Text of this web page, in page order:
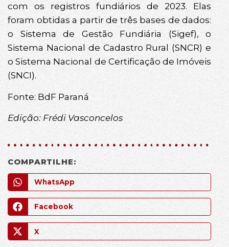
com os registros fundiários de 2023. Elas
foram obtidas a partir de três bases de dados:
o Sistema de Gestão Fundiária (Sigef), o
Sistema Nacional de Cadastro Rural (SNCR) e
o Sistema Nacional de Certificação de Imóveis
(SNCI).
Fonte: BdF Paraná
Edição: Frédi Vasconcelos
COMPARTILHE:
WhatsApp
Facebook
X